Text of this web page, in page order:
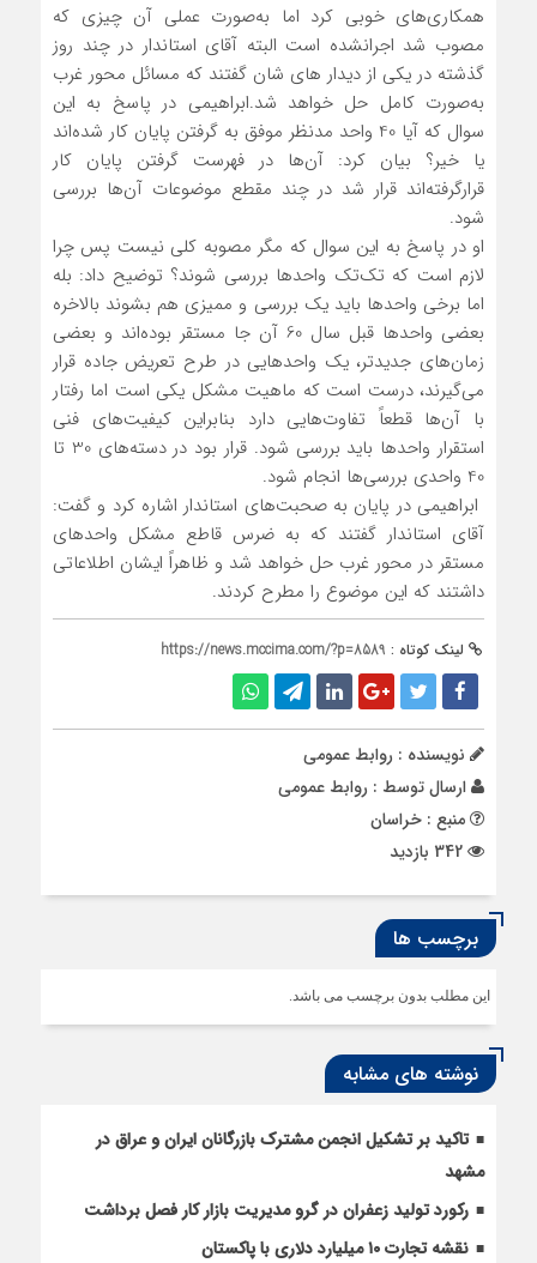
همکاری‌های خوبی کرد اما به‌صورت عملی آن چیزی که
مصوب شد اجرانشده است البته آقای استاندار در چند روز
گذشته در یکی از دیدار های شان گفتند که مسائل محور غرب
به‌صورت کامل حل خواهد شد.ابراهیمی در پاسخ به این
سوال که آیا 40 واحد مدنظر موفق به گرفتن پایان کار شده‌اند
یا خیر؟ بیان کرد: آن‌ها در فهرست گرفتن پایان کار
قرارگرفته‌اند قرار شد در چند مقطع موضوعات آن‌ها بررسی
شود.
او در پاسخ به این سوال که مگر مصوبه کلی نیست پس چرا
لازم است که تک‌تک واحدها بررسی شوند؟ توضیح داد: بله
اما برخی واحدها باید یک بررسی و ممیزی هم بشوند بالاخره
بعضی واحدها قبل سال 60 آن جا مستقر بوده‌اند و بعضی
زمان‌های جدیدتر، یک واحدهایی در طرح تعریض جاده قرار
می‌گیرند، درست است که ماهیت مشکل یکی است اما رفتار
با آن‌ها قطعاً تفاوت‌هایی دارد بنابراین کیفیت‌های فنی
استقرار واحدها باید بررسی شود. قرار بود در دسته‌های 30 تا
40 واحدی بررسی‌ها انجام شود.
ابراهیمی در پایان به صحبت‌های استاندار اشاره کرد و گفت:
آقای استاندار گفتند که به ضرس قاطع مشکل واحدهای
مستقر در محور غرب حل خواهد شد و ظاهراً ایشان اطلاعاتی
داشتند که این موضوع را مطرح کردند.
لینک کوتاه : https://news.mccima.com/?p=8589
نویسنده : روابط عمومی
ارسال توسط : روابط عمومی
منبع : خراسان
برچسب ها
این مطلب بدون برچسب می باشد.
نوشته های مشابه
تاکید بر تشکیل انجمن مشترک بازرگانان ایران و عراق در
مشهد
رکورد تولید زعفران در گرو مدیریت بازار کار فصل برداشت
نقشه تجارت ۱۰‌ میلیارد دلاری با پاکستان